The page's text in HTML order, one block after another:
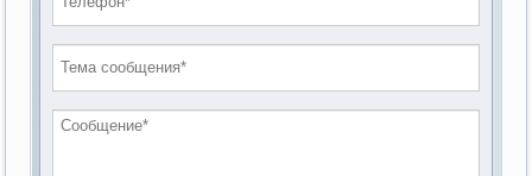
обсуждению Федерального закона Российской
основах социального обслуживания граждан в
2019 год
2018 год